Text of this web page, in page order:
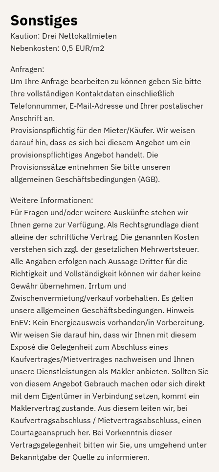
Sonstiges
Kaution: Drei Nettokaltmieten
Nebenkosten: 0,5 EUR/m2
Anfragen:
Um Ihre Anfrage bearbeiten zu können geben Sie bitte
Ihre vollständigen Kontaktdaten einschließlich
Telefonnummer, E-Mail-Adresse und Ihrer postalischer
Anschrift an.
Provisionspflichtig für den Mieter/Käufer. Wir weisen
darauf hin, dass es sich bei diesem Angebot um ein
provisionspflichtiges Angebot handelt. Die
Provisionssätze entnehmen Sie bitte unseren
allgemeinen Geschäftsbedingungen (AGB).
Weitere Informationen:
Für Fragen und/oder weitere Auskünfte stehen wir
Ihnen gerne zur Verfügung. Als Rechtsgrundlage dient
alleine der schriftliche Vertrag. Die genannten Kosten
verstehen sich zzgl. der gesetzlichen Mehrwertsteuer.
Alle Angaben erfolgen nach Aussage Dritter für die
Richtigkeit und Vollständigkeit können wir daher keine
Gewähr übernehmen. Irrtum und
Zwischenvermietung/verkauf vorbehalten. Es gelten
unsere allgemeinen Geschäftsbedingungen. Hinweis
EnEV: Kein Energieausweis vorhanden/in Vorbereitung.
Wir weisen Sie darauf hin, dass wir Ihnen mit diesem
Exposé die Gelegenheit zum Abschluss eines
Kaufvertrages/Mietvertrages nachweisen und Ihnen
unsere Dienstleistungen als Makler anbieten. Sollten Sie
von diesem Angebot Gebrauch machen oder sich direkt
mit dem Eigentümer in Verbindung setzen, kommt ein
Maklervertrag zustande. Aus diesem leiten wir, bei
Kaufvertragsabschluss / Mietvertragsabschluss, einen
Courtageanspruch her. Bei Vorkenntnis dieser
Vertragsgelegenheit bitten wir Sie, uns umgehend unter
Bekanntgabe der Quelle zu informieren.